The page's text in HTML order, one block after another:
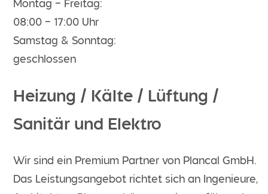
Montag – Freitag:
08:00 – 17:00 Uhr
Samstag & Sonntag:
geschlossen
Heizung / Kälte / Lüftung /
Sanitär und Elektro
Wir sind ein Premium Partner von Plancal GmbH.
Das Leistungsangebot richtet sich an Ingenieure,